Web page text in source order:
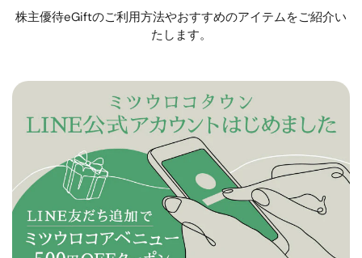
株主優待eGiftのご利用方法やおすすめのアイテムをご紹介い
たします。